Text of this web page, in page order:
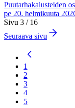
Puutarhakalusteiden
pe 20. helmikuuta
Sivu 3 / 16
Seuraava sivu
1
2
3
4
5